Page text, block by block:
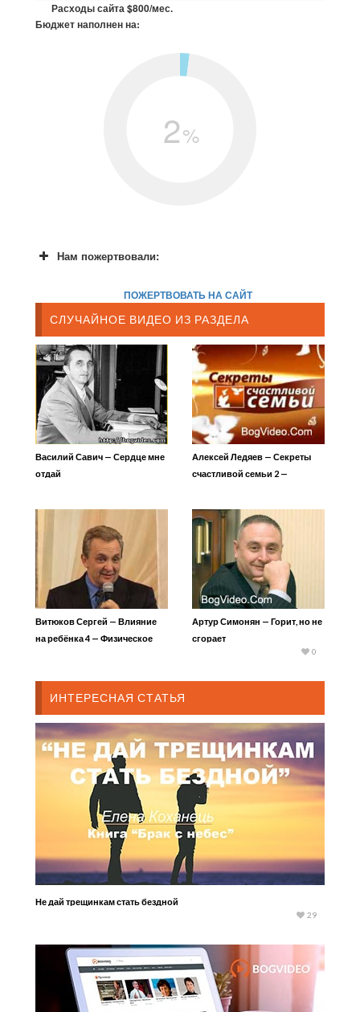
Расходы сайта $800/мес.
Бюджет наполнен на:
2%
Нам пожертвовали:
ПОЖЕРТВОВАТЬ НА САЙТ
СЛУЧАЙНОЕ ВИДЕО ИЗ РАЗДЕЛА
Василий Савич — Сердце мне
отдай
Алексей Ледяев — Секреты
счастливой семьи 2 —
выборе партнера
Витюков Сергей — Влияние
на ребёнка 4 — Физическое
Артур Симонян — Горит, но не
сгорает
0
ИНТЕРЕСНАЯ СТАТЬЯ
Не дай трещинкам стать бездной
29